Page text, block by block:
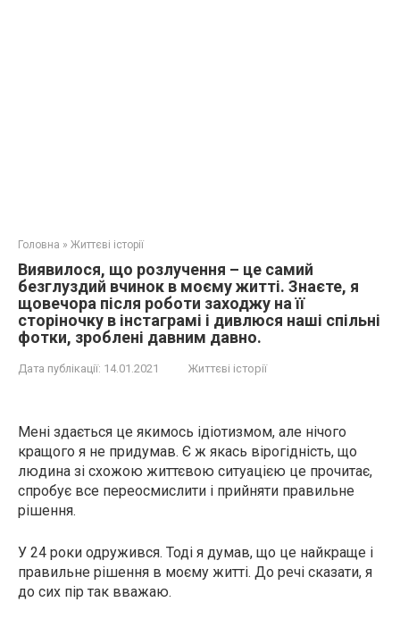
Головна » Життєві історії
Виявилося, що розлучення – це самий
безглуздий вчинок в моєму житті. Знаєте, я
щовечора після роботи заходжу на її
сторіночку в інстаграмі і дивлюся наші спільні
фотки, зроблені давним давно.
Дата публікації: 14.01.2021 Життєві історії
Мені здається це якимось ідіотизмом, але нічого
кращого я не придумав. Є ж якась вірогідність, що
людина зі схожою життєвою ситуацією це прочитає,
спробує все переосмислити і прийняти правильне
рішення.
У 24 роки одружився. Тоді я думав, що це найкраще і
правильне рішення в моєму житті. До речі сказати, я
до сих пір так вважаю.